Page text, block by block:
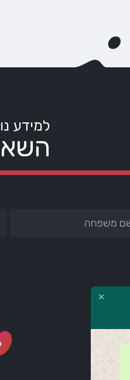
למידע